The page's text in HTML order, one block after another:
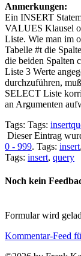
Anmerkungen:
Ein INSERT
VALUES Klausel
Liste. Wie man im
Tabelle #t die
die beiden Spalten
Liste 3 Werte
durchzuführen,
SELECT Liste
an Argumenten
Tags: Tags: insert
Dieser Eintrag
0 - 999. Tags: insert,
Tags: insert, query
Noch kein
Formular wird
Kommentar-Feed